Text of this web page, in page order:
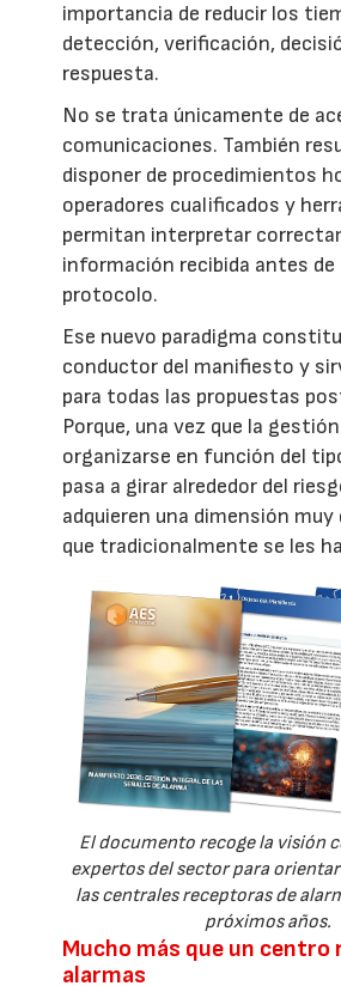
importancia de reducir los
detección, verificación,
respuesta.
No se trata únicamente de
comunicaciones. También
disponer de procedimientos
operadores cualificados y
permitan interpretar
información recibida antes de
protocolo.
Ese nuevo paradigma
conductor del manifiesto y
para todas las propuestas
Porque, una vez que la
organizarse en función del
pasa a girar alrededor del
adquieren una dimensión
que tradicionalmente se les
El documento recoge la visión
expertos del sector para
las centrales receptoras de
próximos años.
Mucho más que un centro
alarmas